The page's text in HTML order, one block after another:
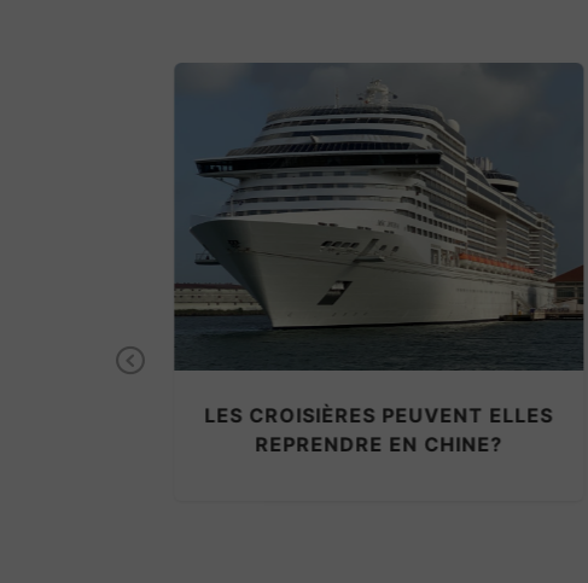
NOTRE PROJET : DONNER UNE
NOUVELLE VIE À L’ANCIENNE